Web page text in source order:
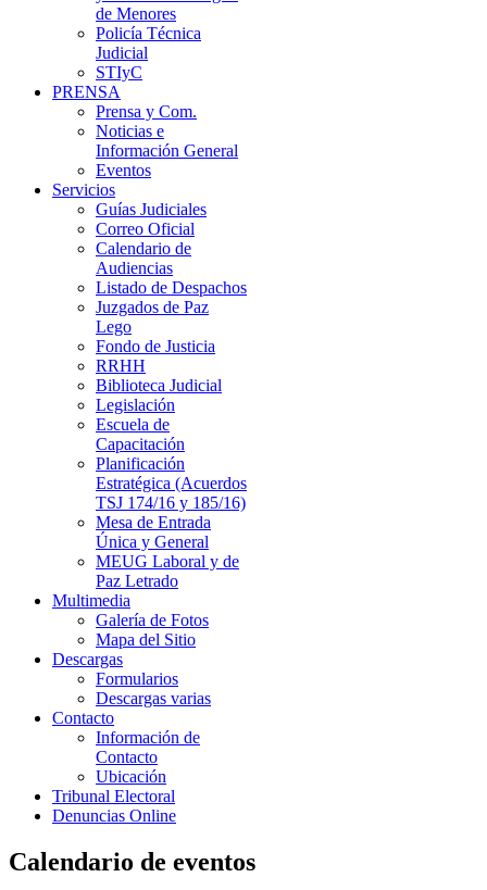
de Menores
Policía Técnica
Judicial
STIyC
PRENSA
Prensa y Com.
Noticias e
Información General
Eventos
Servicios
Guías Judiciales
Correo Oficial
Calendario de
Audiencias
Listado de Despachos
Juzgados de Paz
Lego
Fondo de Justicia
RRHH
Biblioteca Judicial
Legislación
Escuela de
Capacitación
Planificación
Estratégica (Acuerdos
TSJ 174/16 y 185/16)
Mesa de Entrada
Única y General
MEUG Laboral y de
Paz Letrado
Multimedia
Galería de Fotos
Mapa del Sitio
Descargas
Formularios
Descargas varias
Contacto
Información de
Contacto
Ubicación
Tribunal Electoral
Denuncias Online
Calendario de eventos